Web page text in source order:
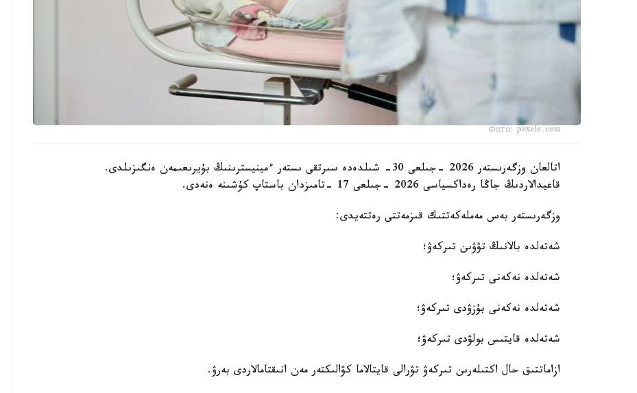
Фото: pexels.com
اتالعان وزگەرىستەر 2026 -جىلعى 30- شىلدەدە سىرتقى ىستەر ءمينيسترىنىڭ بۇيرىعىمەن ەنگىزىلدى.
قاعيدالاردىڭ جاڭا رەداكسياسى 2026 -جىلعى 17 -تامىزدان باستاپ كۇشىنە ەنەدى.
وزگەرىستەر بەس مەملەكەتتىك قىزمەتتى رەتتەيدى:
شەتەلدە بالانىڭ تۋۋىن تىركەۋ؛
شەتەلدە نەكەنى تىركەۋ؛
شەتەلدە نەكەنى بۇزۋدى تىركەۋ؛
شەتەلدە قايتىس بولۋدى تىركەۋ؛
ازاماتتىق حال اكتىلەرىن تىركەۋ تۋرالى قايتالاما كۋالىكتەر مەن انىقتامالاردى بەرۋ.